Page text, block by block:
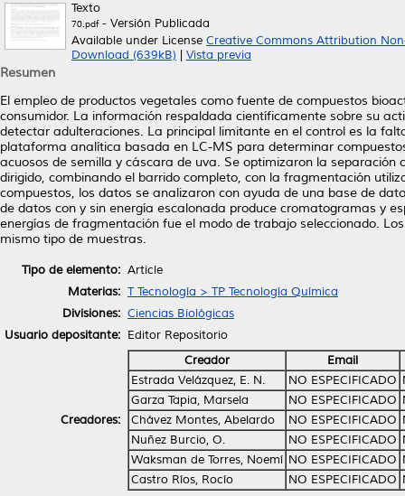
Texto
70.pdf- Versión Publicada
Available under License Creative Commons Attribution
Download (639kB)
Vista previa
Resumen
El empleo de productos vegetales como fuente de compuestos
consumidor. La información respaldada científicamente sobre su
detectar adulteraciones. La principal limitante en el control es la
plataforma analítica basada en LC-MS para determinar
acuosos de semilla y cáscara de uva. Se optimizaron la
dirigido, combinando el barrido completo, con la fragmentación
compuestos, los datos se analizaron con ayuda de una base de
de datos con y sin energía escalonada produce cromatogramas y
energías de fragmentación fue el modo de trabajo seleccionado.
mismo tipo de muestras.
Tipo de elemento: Article
Materias: T Tecnología > TP Tecnología Química
Divisiones: Ciencias Biológicas
Usuario depositante: Editor Repositorio
Creadores:
Creador
Email
Estrada Velázquez, E. N.
NO ESPECIFICADO
Garza Tapia, Marsela
NO ESPECIFICADO
Chávez Montes, Abelardo
NO ESPECIFICADO
Nuñez Burcio, O.
NO ESPECIFICADO
Waksman de Torres, Noemí NO ESPECIFICADO
Castro Ríos, Rocío
NO ESPECIFICADO